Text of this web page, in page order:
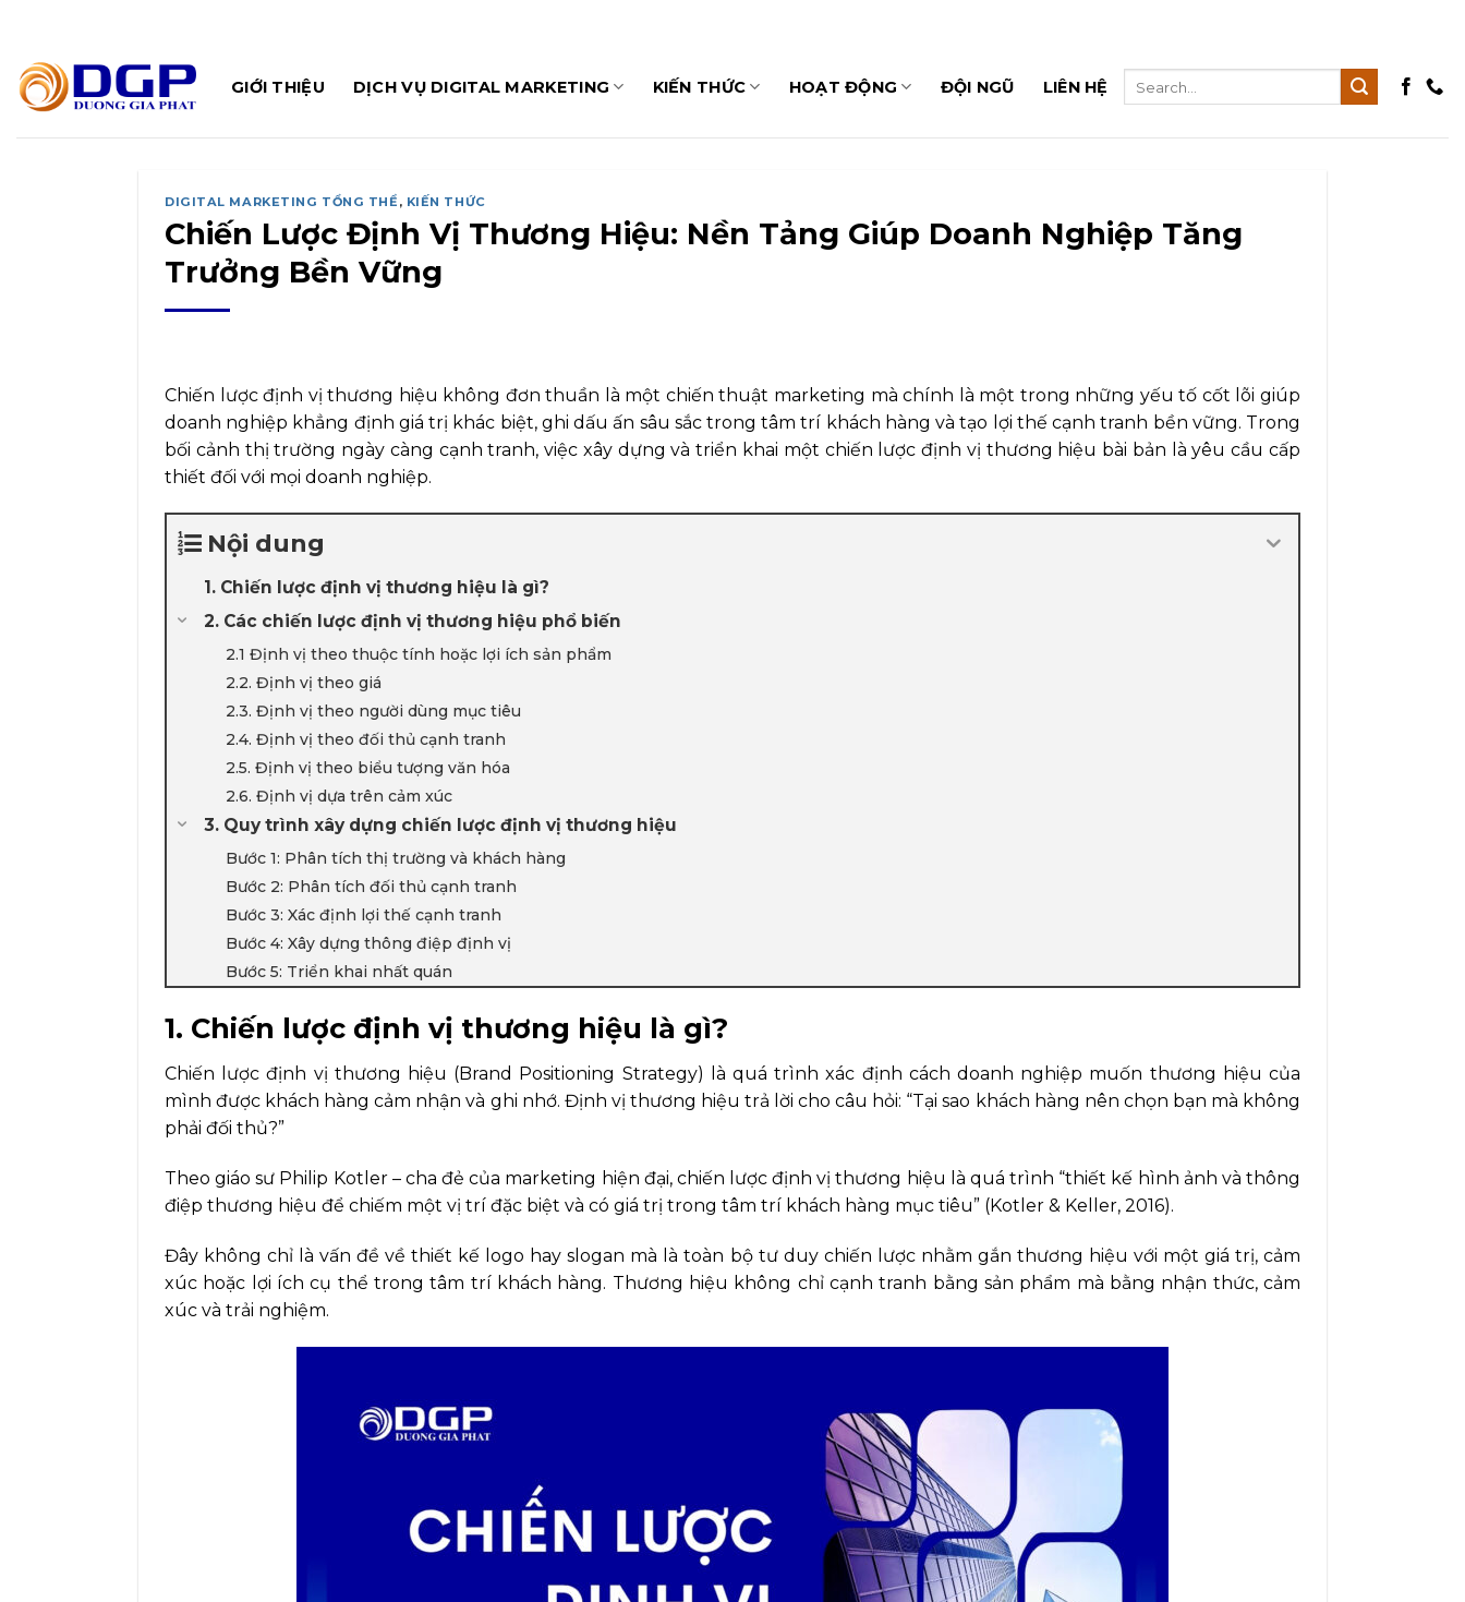
nội
dung
GIỚI THIỆU DỊCH VỤ DIGITAL MARKETING KIẾN THỨC HOẠT ĐỘNG ĐỘI NGŨ LIÊN HỆ
DIGITAL MARKETING TỔNG THỂ , KIẾN THỨC
Chiến Lược Định Vị Thương Hiệu: Nền Tảng Giúp Doanh Nghiệp Tăng
Trưởng Bền Vững
Chiến lược định vị thương hiệu không đơn thuần là một chiến thuật marketing mà chính là một trong những yếu tố cốt lõi giúp
doanh nghiệp khẳng định giá trị khác biệt, ghi dấu ấn sâu sắc trong tâm trí khách hàng và tạo lợi thế cạnh tranh bền vững. Trong
bối cảnh thị trường ngày càng cạnh tranh, việc xây dựng và triển khai một chiến lược định vị thương hiệu bài bản là yêu cầu cấp
thiết đối với mọi doanh nghiệp.
Nội dung
1. Chiến lược định vị thương hiệu là gì?
2. Các chiến lược định vị thương hiệu phổ biến
2.1 Định vị theo thuộc tính hoặc lợi ích sản phẩm
2.2. Định vị theo giá
2.3. Định vị theo người dùng mục tiêu
2.4. Định vị theo đối thủ cạnh tranh
2.5. Định vị theo biểu tượng văn hóa
2.6. Định vị dựa trên cảm xúc
3. Quy trình xây dựng chiến lược định vị thương hiệu
Bước 1: Phân tích thị trường và khách hàng
Bước 2: Phân tích đối thủ cạnh tranh
Bước 3: Xác định lợi thế cạnh tranh
Bước 4: Xây dựng thông điệp định vị
Bước 5: Triển khai nhất quán
1. Chiến lược định vị thương hiệu là gì?
Chiến lược định vị thương hiệu (Brand Positioning Strategy) là quá trình xác định cách doanh nghiệp muốn thương hiệu của
mình được khách hàng cảm nhận và ghi nhớ. Định vị thương hiệu trả lời cho câu hỏi: “Tại sao khách hàng nên chọn bạn mà không
phải đối thủ?”
Theo giáo sư Philip Kotler – cha đẻ của marketing hiện đại, chiến lược định vị thương hiệu là quá trình “thiết kế hình ảnh và thông
điệp thương hiệu để chiếm một vị trí đặc biệt và có giá trị trong tâm trí khách hàng mục tiêu” (Kotler & Keller, 2016).
Đây không chỉ là vấn đề về thiết kế logo hay slogan mà là toàn bộ tư duy chiến lược nhằm gắn thương hiệu với một giá trị, cảm
xúc hoặc lợi ích cụ thể trong tâm trí khách hàng. Thương hiệu không chỉ cạnh tranh bằng sản phẩm mà bằng nhận thức, cảm
xúc và trải nghiệm.